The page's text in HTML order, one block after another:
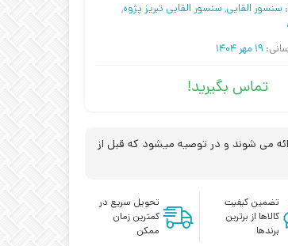
سنسور القایی, سنسور القایی تبریز پژوه,
19 مهر 1404
تماس بگیرید!
می شوند و در توصیه میشود که قبل از
تضمین کیفیت
کالاها از برترین
برندها
تحویل سریع در
کمترین زمان
ممکن